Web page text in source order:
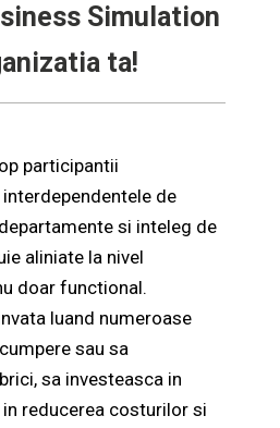
Simulation
ta!
participantii
de
si inteleg de
aliniate la nivel
doar functional.
luand numeroase
sau sa
sa investeasca in
reducerea costurilor si